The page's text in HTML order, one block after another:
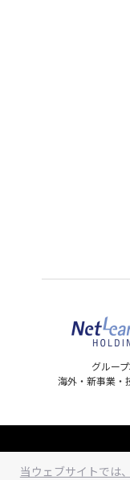
当ウェブサイトでは
グルー
海外・新事業・